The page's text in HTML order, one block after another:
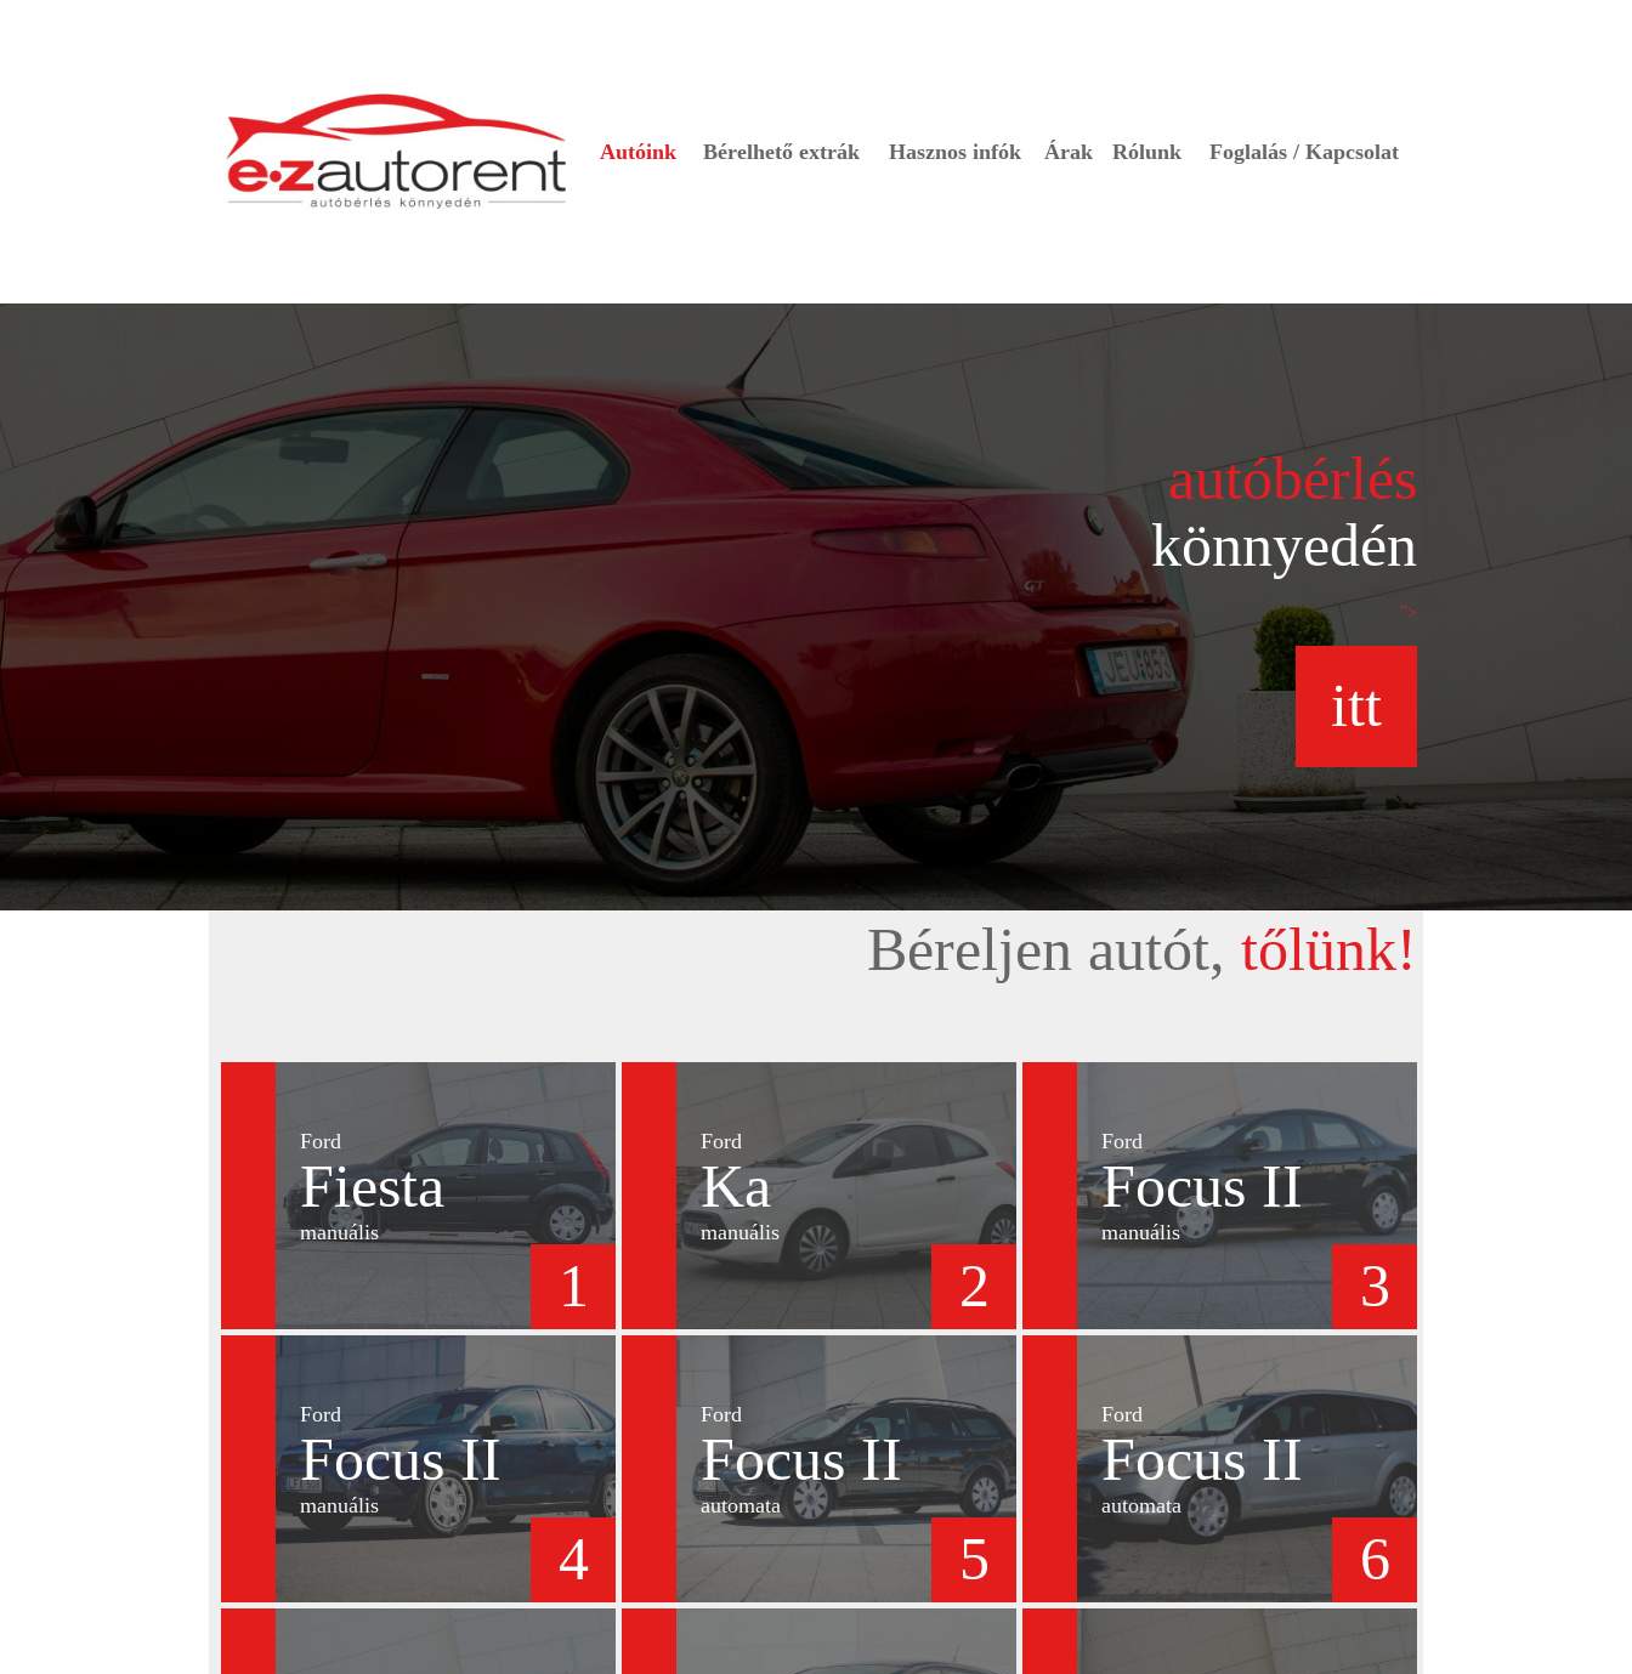
Autóink Bérelhető extrák Hasznos infók Árak Rólunk Foglalás / Kapcsolat
autóbérlés
könnyedén
">
itt
Béreljen autót, tőlünk!
Ford
Fiesta
manuális
1
Ford
Ka
manuális
2
Ford
Focus II
manuális
3
Ford
Focus II
manuális
4
Ford
Focus II
automata
5
Ford
Focus II
automata
6